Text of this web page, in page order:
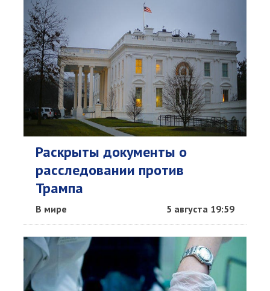
Раскрыты документы о
расследовании против
Трампа
В мире 5 августа 19:59